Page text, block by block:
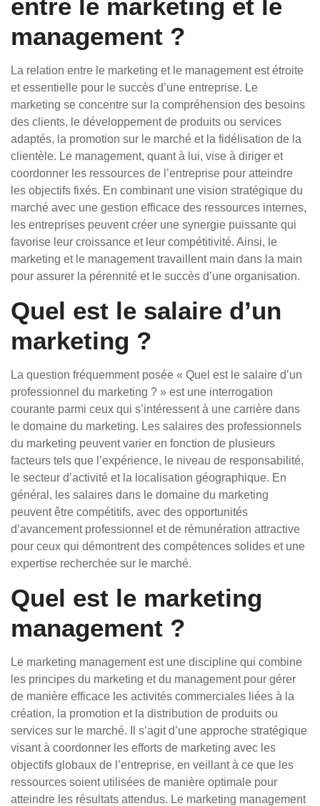
entre le marketing et le
management ?
La relation entre le marketing et le management est étroite
et essentielle pour le succès d’une entreprise. Le
marketing se concentre sur la compréhension des besoins
des clients, le développement de produits ou services
adaptés, la promotion sur le marché et la fidélisation de la
clientèle. Le management, quant à lui, vise à diriger et
coordonner les ressources de l’entreprise pour atteindre
les objectifs fixés. En combinant une vision stratégique du
marché avec une gestion efficace des ressources internes,
les entreprises peuvent créer une synergie puissante qui
favorise leur croissance et leur compétitivité. Ainsi, le
marketing et le management travaillent main dans la main
pour assurer la pérennité et le succès d’une organisation.
Quel est le salaire d’un
marketing ?
La question fréquemment posée « Quel est le salaire d’un
professionnel du marketing ? » est une interrogation
courante parmi ceux qui s’intéressent à une carrière dans
le domaine du marketing. Les salaires des professionnels
du marketing peuvent varier en fonction de plusieurs
facteurs tels que l’expérience, le niveau de responsabilité,
le secteur d’activité et la localisation géographique. En
général, les salaires dans le domaine du marketing
peuvent être compétitifs, avec des opportunités
d’avancement professionnel et de rémunération attractive
pour ceux qui démontrent des compétences solides et une
expertise recherchée sur le marché.
Quel est le marketing
management ?
Le marketing management est une discipline qui combine
les principes du marketing et du management pour gérer
de manière efficace les activités commerciales liées à la
création, la promotion et la distribution de produits ou
services sur le marché. Il s’agit d’une approche stratégique
visant à coordonner les efforts de marketing avec les
objectifs globaux de l’entreprise, en veillant à ce que les
ressources soient utilisées de manière optimale pour
atteindre les résultats attendus. Le marketing management